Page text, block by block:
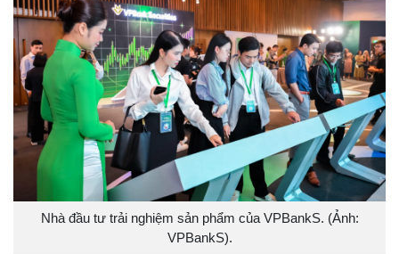
Nhà đầu tư trải nghiệm sản phẩm của VPBankS. (Ảnh:
VPBankS).